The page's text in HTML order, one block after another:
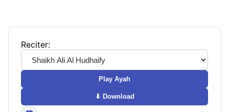
Reciter:
Play Ayah
⬇ Download